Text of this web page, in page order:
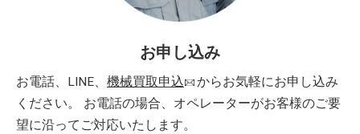
お申し込み
お電話、LINE、 機械買取申込
からお気軽にお申し込み
ください。 お電話の場合、オペレーターがお客様のご要
望に沿ってご対応いたします。